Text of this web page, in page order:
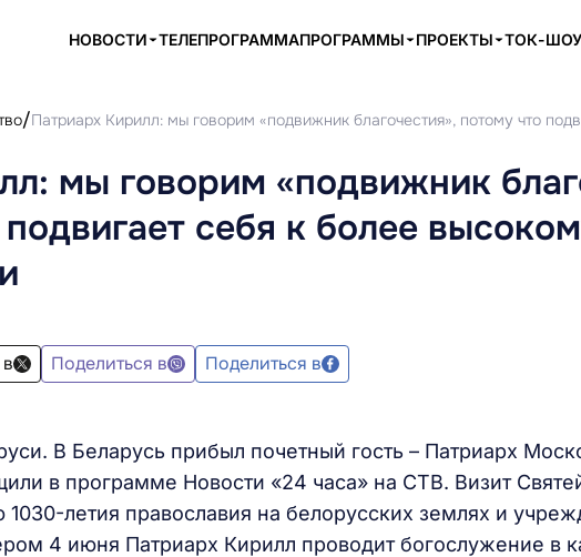
НОВОСТИ ТЕЛЕПРОГРАММАПРОГРАММЫ ПРОЕКТЫ ТОК-ШОУ
Патриарх Кирилл: мы говорим «подвижник благочестия», потому что
мы говорим «подвижник
себя к более
Поделиться в Поделиться в
В Беларусь прибыл почетный гость – Патриарх
в программе Новости «24 часа» на СТВ. Визит
1030-летия православия на белорусских землях и
4 июня Патриарх Кирилл проводит богослужение в